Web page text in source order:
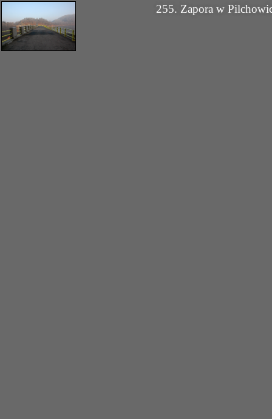
255. Zapora w